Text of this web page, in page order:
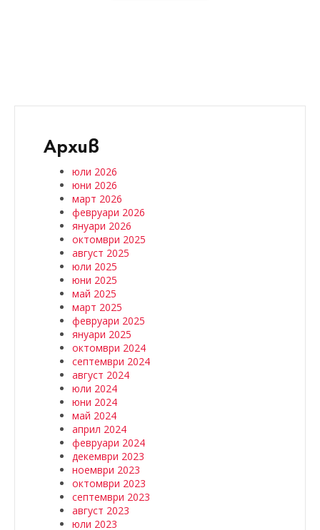
Архив
юли 2026
юни 2026
март 2026
февруари 2026
януари 2026
октомври 2025
август 2025
юли 2025
юни 2025
май 2025
март 2025
февруари 2025
януари 2025
октомври 2024
септември 2024
август 2024
юли 2024
юни 2024
май 2024
април 2024
февруари 2024
декември 2023
ноември 2023
октомври 2023
септември 2023
август 2023
юли 2023